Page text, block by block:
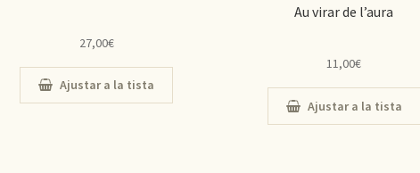
27,00€
Ajustar a la tista
Au virar de l’aura
11,00€
Ajustar a la tista